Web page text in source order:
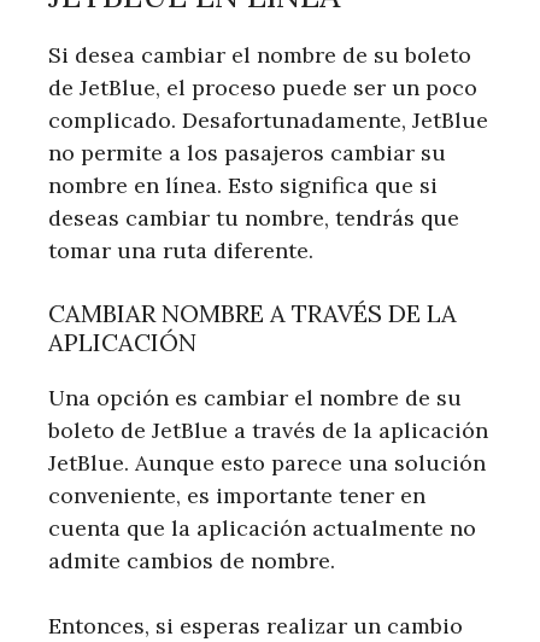
Si desea cambiar el nombre de su boleto
de JetBlue, el proceso puede ser un poco
complicado. Desafortunadamente, JetBlue
no permite a los pasajeros cambiar su
nombre en línea. Esto significa que si
deseas cambiar tu nombre, tendrás que
tomar una ruta diferente.
CAMBIAR NOMBRE A TRAVÉS DE LA
APLICACIÓN
Una opción es cambiar el nombre de su
boleto de JetBlue a través de la aplicación
JetBlue. Aunque esto parece una solución
conveniente, es importante tener en
cuenta que la aplicación actualmente no
admite cambios de nombre.
Entonces, si esperas realizar un cambio